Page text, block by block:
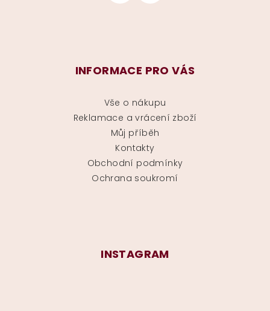
INFORMACE PRO VÁS
Vše o nákupu
Reklamace a vrácení zboží
Můj příběh
Kontakty
Obchodní podmínky
Ochrana soukromí
INSTAGRAM